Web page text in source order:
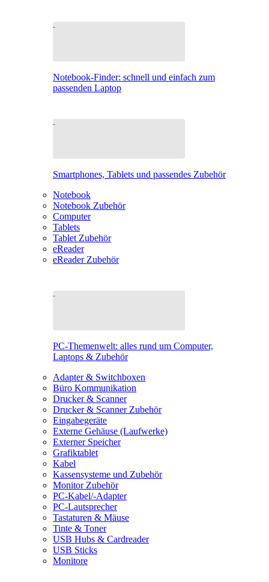
Notebook-Finder: schnell und einfach zum
passenden Laptop
Smartphones, Tablets und passendes Zubehör
Notebook
Notebook Zubehör
Computer
Tablets
Tablet Zubehör
eReader
eReader Zubehör
PC-Themenwelt: alles rund um Computer,
Laptops & Zubehör
Adapter & Switchboxen
Büro Kommunikation
Drucker & Scanner
Drucker & Scanner Zubehör
Eingabegeräte
Externe Gehäuse (Laufwerke)
Externer Speicher
Grafiktablet
Kabel
Kassensysteme und Zubehör
Monitor Zubehör
PC-Kabel/-Adapter
PC-Lautsprecher
Tastaturen & Mäuse
Tinte & Toner
USB Hubs & Cardreader
USB Sticks
Monitore